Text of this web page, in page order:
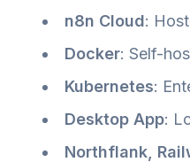
n8n Cloud:
Docker: Self-
Kubernetes:
Desktop App:
Northflank,